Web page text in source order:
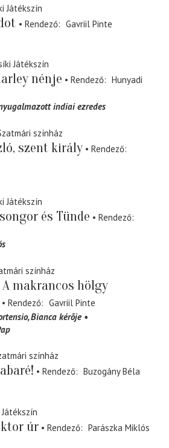
Játékszín
Rendező
Gavriil Pinte
Játékszín
nénje Rendező
Hunyadi
indiai ezredes
színház
szent király
Rendező
Játékszín
és Tünde
Rendező
színház
A makrancos hölgy
Rendező
Gavriil Pinte
Bianca kérõje
színház
Rendező
Buzogány Béla
úr Rendező
Parászka Miklós